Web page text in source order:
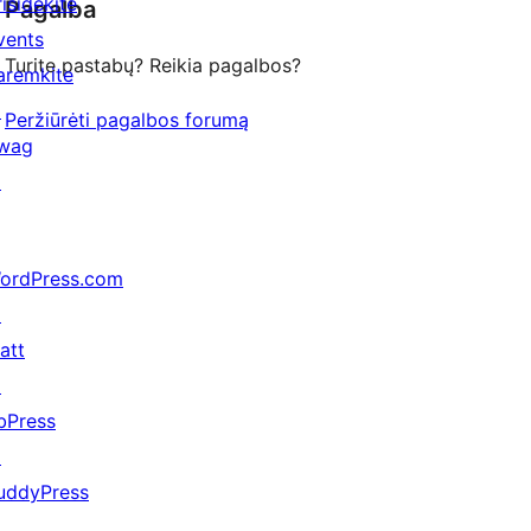
reviews
Pagalba
Turite pastabų? Reikia pagalbos?
Peržiūrėti pagalbos forumą